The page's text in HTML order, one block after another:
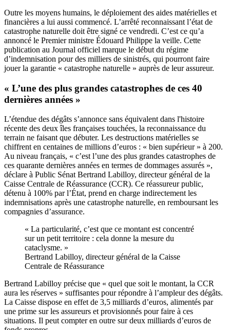
Outre les moyens humains, le déploiement des aides matérielles et
financières a lui aussi commencé. L’arrêté reconnaissant l’état de
catastrophe naturelle doit être signé ce vendredi. C’est ce qu’a
annoncé le Premier ministre Édouard Philippe la veille. Cette
publication au Journal officiel marque le début du régime
d’indemnisation pour des milliers de sinistrés, qui pourront faire
jouer la garantie « catastrophe naturelle » auprès de leur assureur.
« L’une des plus grandes catastrophes de ces 40
dernières années »
L’étendue des dégâts s’annonce sans équivalent dans l'histoire
récente des deux îles françaises touchées, la reconnaissance du
terrain ne faisant que débuter. Les destructions matérielles se
chiffrent en centaines de millions d’euros : « bien supérieur » à 200.
Au niveau français, « c’est l’une des plus grandes catastrophes de
ces quarante dernières années en termes de dommages assurés »,
déclare à Public Sénat Bertrand Labilloy, directeur général de la
Caisse Centrale de Réassurance (CCR). Ce réassureur public,
détenu à 100% par l’État, prend en charge indirectement les
indemnisations après une catastrophe naturelle, en remboursant les
compagnies d’assurance.
« La particularité, c’est que ce montant est concentré
sur un petit territoire : cela donne la mesure du
cataclysme. »
Bertrand Labilloy, directeur général de la Caisse
Centrale de Réassurance
Bertrand Labilloy précise que « quel que soit le montant, la CCR
aura les réserves » suffisantes pour répondre à l’ampleur des dégâts.
La Caisse dispose en effet de 3,5 milliards d’euros, alimentés par
une prime sur les assureurs et provisionnés pour faire à ces
situations. Il peut compter en outre sur deux milliards d’euros de